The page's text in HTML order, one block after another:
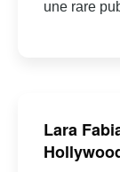
une rare
Lara